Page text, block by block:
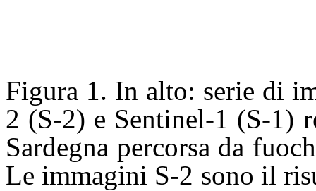
Figura 1. In alto: serie di
2 (S-2) e Sentinel-1 (S-1)
Sardegna percorsa da
Le immagini S-2 sono il